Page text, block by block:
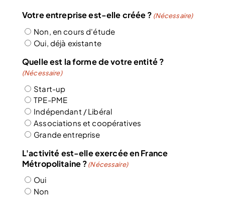
Votre entreprise est-elle créée ? (Nécessaire)
Non, en cours d'étude
Oui, déjà existante
Quelle est la forme de votre entité ?
(Nécessaire)
Start-up
TPE-PME
Indépendant / Libéral
Associations et coopératives
Grande entreprise
L'activité est-elle exercée en France
Métropolitaine ?(Nécessaire)
Oui
Non